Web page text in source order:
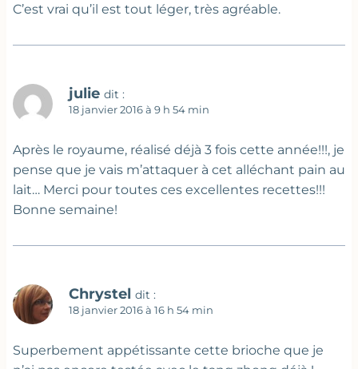
C’est vrai qu’il est tout léger, très agréable.
julie dit :
18 janvier 2016 à 9 h 54 min
Après le royaume, réalisé déjà 3 fois cette année!!!, je
pense que je vais m’attaquer à cet alléchant pain au
lait… Merci pour toutes ces excellentes recettes!!!
Bonne semaine!
Chrystel dit :
18 janvier 2016 à 16 h 54 min
Superbement appétissante cette brioche que je